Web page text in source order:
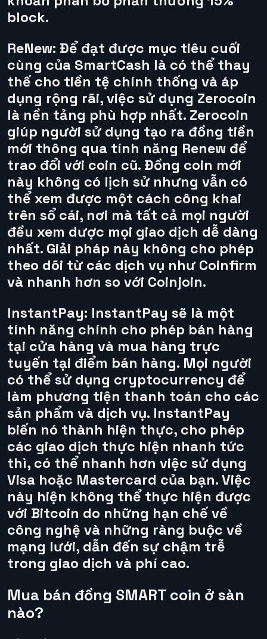
block.
ReNew: Để đạt được mục tiêu cuối
cùng của SmartCash là có thể thay
thế cho tiền tệ chính thống và áp
dụng rộng rãi, việc sử dụng Zerocoin
là nền tảng phù hợp nhất. Zerocoin
giúp người sử dụng tạo ra đồng tiền
mới thông qua tính năng Renew để
trao đổi với coin cũ. Đồng coin mới
này không có lịch sử nhưng vẫn có
thể xem được một cách công khai
trên sổ cái, nơi mà tất cả mọi người
đều xem dược mọi giao dịch dễ dàng
nhất. Giải pháp này không cho phép
theo dõi từ các dịch vụ như Coinfirm
và nhanh hơn so với Coinjoin.
InstantPay: InstantPay sẽ là một
tính năng chính cho phép bán hàng
tại cửa hàng và mua hàng trực
tuyến tại điểm bán hàng. Mọi người
có thể sử dụng cryptocurrency để
làm phương tiện thanh toán cho các
sản phẩm và dịch vụ. InstantPay
biến nó thành hiện thực, cho phép
các giao dịch thực hiện nhanh tức
thì, có thể nhanh hơn việc sử dụng
Visa hoặc Mastercard của bạn. Việc
này hiện không thể thực hiện được
với Bitcoin do những hạn chế về
công nghệ và những ràng buộc về
mạng lưới, dẫn đến sự chậm trễ
trong giao dịch và phí cao.
Mua bán đồng SMART coin ở sàn
nào?